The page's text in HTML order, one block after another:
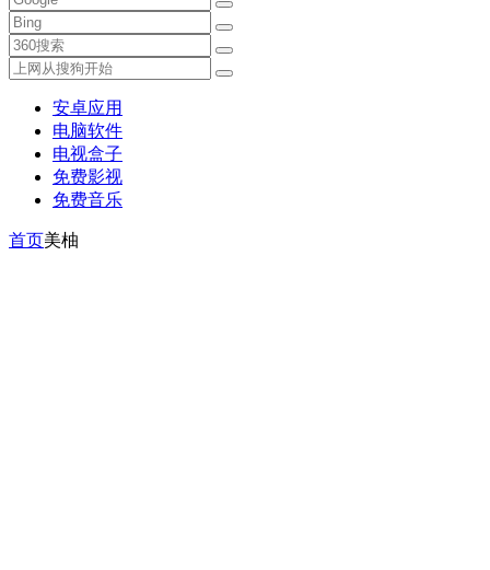
安卓应用
电脑软件
电视盒子
免费影视
免费音乐
首页美柚